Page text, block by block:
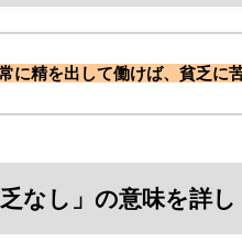
に精を出して働けば、貧乏に
なし」の意味を詳し